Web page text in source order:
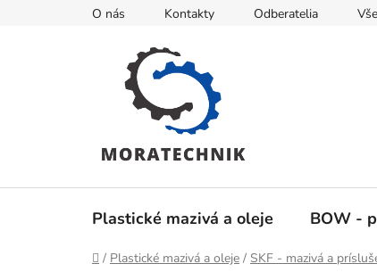
O nás Kontakty Odberatelia
Plastické mazivá a oleje BOW -
Domov
/ Plastické mazivá a oleje / SKF - mazivá a